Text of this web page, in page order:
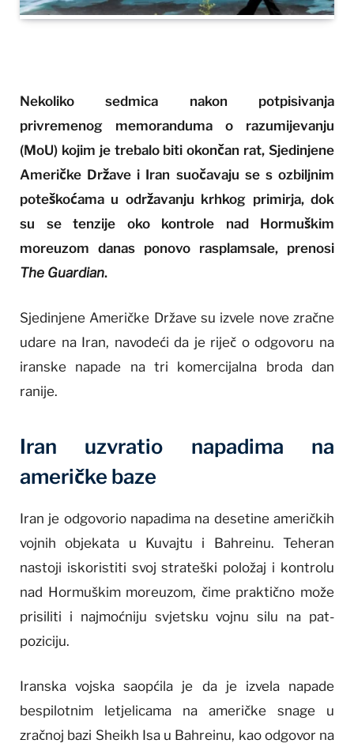
Nekoliko sedmica nakon potpisivanja
privremenog memoranduma o razumijevanju
(MoU) kojim je trebalo biti okončan rat, Sjedinjene
Američke Države i Iran suočavaju se s ozbiljnim
poteškoćama u održavanju krhkog primirja, dok
su se tenzije oko kontrole nad Hormuškim
moreuzom danas ponovo rasplamsale, prenosi
The Guardian.
Sjedinjene Američke Države su izvele nove zračne
udare na Iran, navodeći da je riječ o odgovoru na
iranske napade na tri komercijalna broda dan
ranije.
Iran uzvratio napadima na
američke baze
Iran je odgovorio napadima na desetine američkih
vojnih objekata u Kuvajtu i Bahreinu. Teheran
nastoji iskoristiti svoj strateški položaj i kontrolu
nad Hormuškim moreuzom, čime praktično može
prisiliti i najmoćniju svjetsku vojnu silu na pat-
poziciju.
Iranska vojska saopćila je da je izvela napade
bespilotnim letjelicama na američke snage u
zračnoj bazi Sheikh Isa u Bahreinu, kao odgovor na